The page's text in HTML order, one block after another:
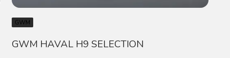
GWM
GWM HAVAL H9 SELECTION